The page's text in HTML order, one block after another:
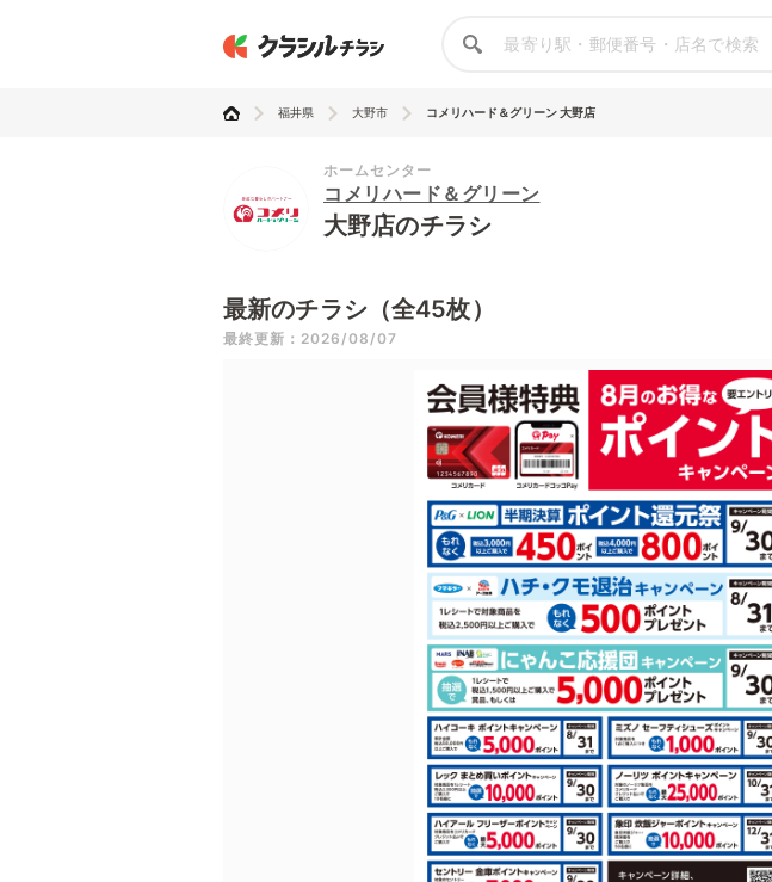
福井県 大野市 コメリハード＆グリーン 大野店
ホームセンター
コメリハード＆グリーン
大野店のチラシ
最新のチラシ（全45枚）
最終更新：2026/08/07